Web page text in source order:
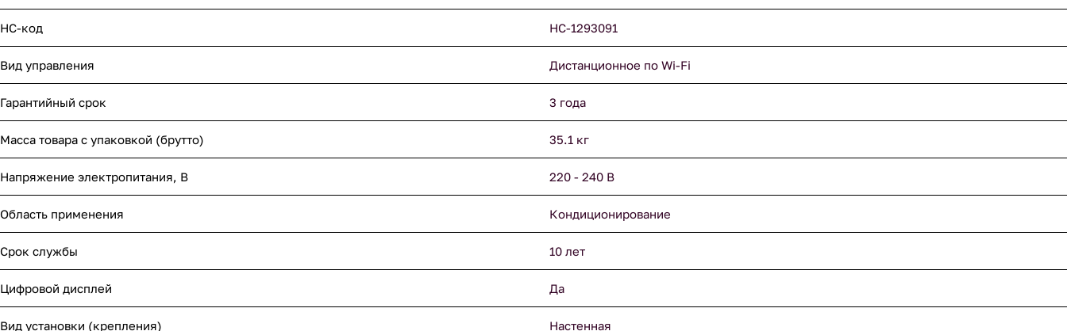
НС-код НС-1293091
Вид управления Дистанционное по Wi-Fi
Гарантийный срок 3 года
Масса товара с упаковкой (брутто) 35.1 кг
Напряжение электропитания, В 220 - 240 В
Область применения Кондиционирование
Срок службы 10 лет
Цифровой дисплей Да
Вид установки (крепления) Настенная